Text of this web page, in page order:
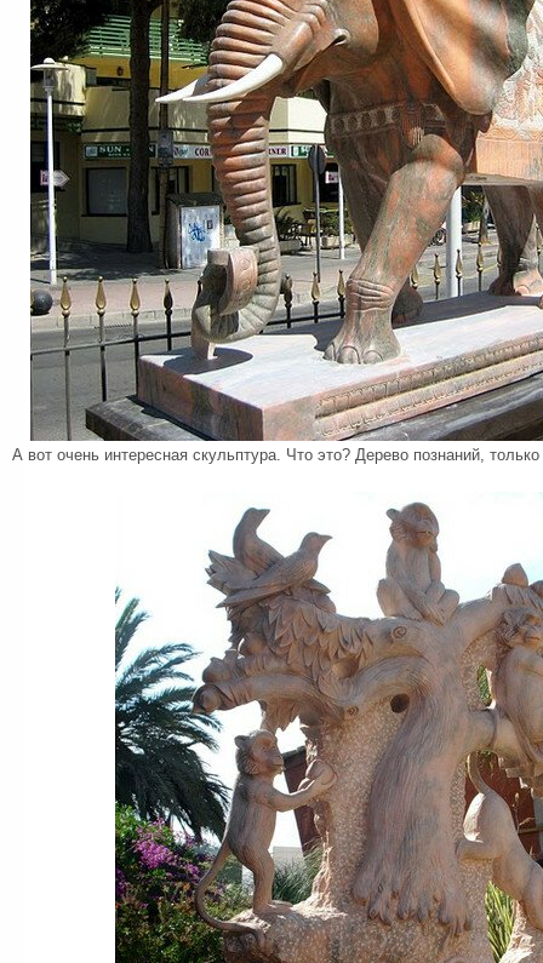
А вот очень интересная скульптура. Что это? Дерево познаний, только